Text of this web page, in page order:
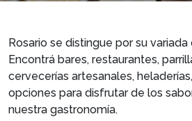
Rosario se distingue por su
Encontrá bares, restaurantes,
cervecerías artesanales,
opciones para disfrutar de los
nuestra gastronomía.